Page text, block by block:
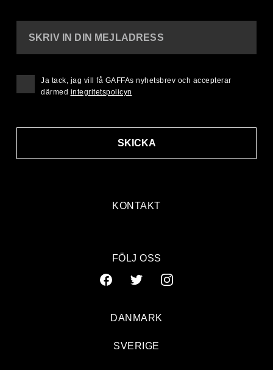
KONTAKT
SKRIV IN DIN MEJLADRESS
SKICKA
Ja tack, jag vill få GAFFAs nyhetsbrev och accepterar
därmed integritetspolicyn
FÖLJ OSS
DANMARK
SVERIGE